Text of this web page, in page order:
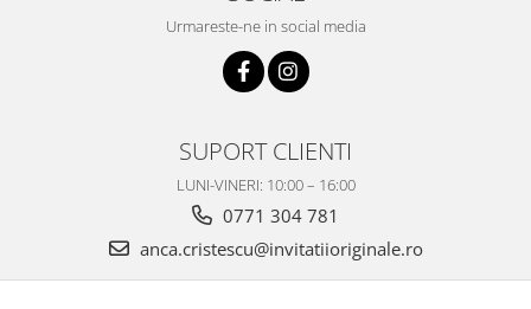
Urmareste-ne in social media
SUPORT CLIENTI
LUNI-VINERI: 10:00 – 16:00
0771 304 781
anca.cristescu@invitatiioriginale.ro